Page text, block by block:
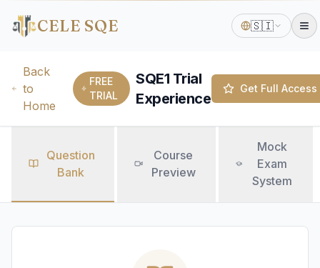
CELE SQE 🇸🇮
Back
to
Home
FREE
TRIAL
SQE1 Trial
Experience
Get Full Access
Question
Bank
Course
Preview
Mock
Exam
System